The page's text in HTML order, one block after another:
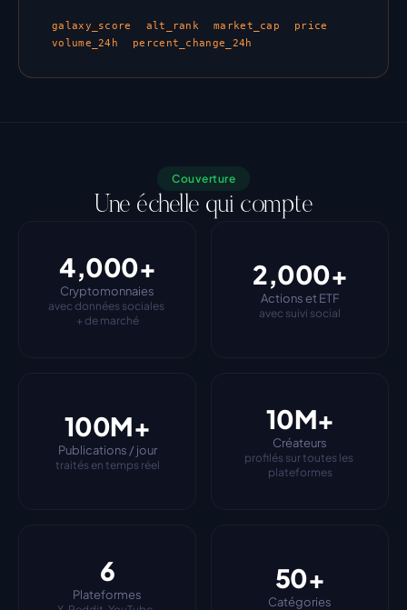
galaxy_score alt_rank market_cap
price
volume_24h
percent_change_24h
Couverture
Une échelle qui compte
4,000+
Cryptomonnaies
avec données sociales
+ de marché
2,000+
Actions et ETF
avec suivi social
100M+
Publications / jour
traités en temps réel
10M+
Créateurs
profilés sur toutes les
plateformes
6
Plateformes
50+
Catégories